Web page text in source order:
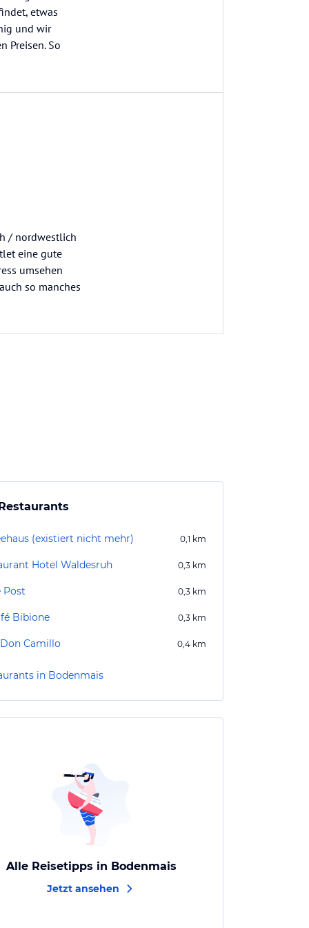
etwas
und wir
Preisen. So
/ nordwestlich
eine gute
umsehen
so manches
(existiert nicht mehr) 0,1 km
Hotel Waldesruh 0,3 km
Post 0,3 km
Bibione 0,3 km
Camillo 0,4 km
in Bodenmais
Alle Reisetipps in Bodenmais
Jetzt ansehen